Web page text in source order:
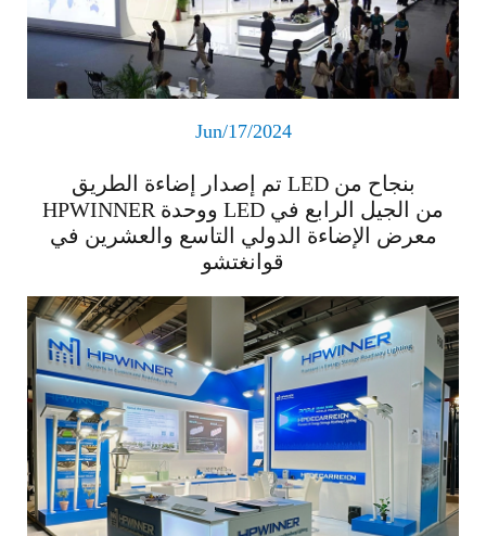
Jun/17/2024
تم إصدار إضاءة الطريق LED بنجاح من
HPWINNER ووحدة LED من الجيل الرابع في
معرض الإضاءة الدولي التاسع والعشرين في
قوانغتشو
اقرأ المزيد